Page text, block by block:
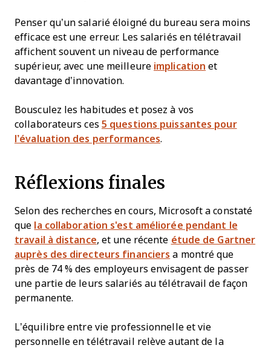
Penser qu’un salarié éloigné du bureau sera moins
efficace est une erreur. Les salariés en télétravail
affichent souvent un niveau de performance
supérieur, avec une meilleure implication et
davantage d’innovation.
Bousculez les habitudes et posez à vos
collaborateurs ces 5 questions puissantes pour
l’évaluation des performances.
Réflexions finales
Selon des recherches en cours, Microsoft a constaté
que la collaboration s'est améliorée pendant le
travail à distance, et une récente étude de Gartner
auprès des directeurs financiers a montré que
près de 74 % des employeurs envisagent de passer
une partie de leurs salariés au télétravail de façon
permanente.
L’équilibre entre vie professionnelle et vie
personnelle en télétravail relève autant de la